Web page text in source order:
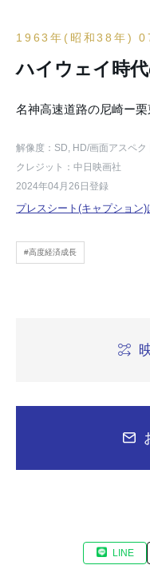
1963年(昭和38年)
ハイウェイ時
名神高速道路の尼崎ー栗
解像度：SD, HD/画面アスペク
クレジット：中日映画社
2024年04月26日登録
プレスシート(キャプション)
#高度経済成長
LINE